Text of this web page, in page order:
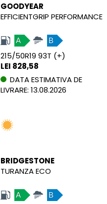
GOODYEAR
EFFICIENTGRIP PERFORMANCE
A B
215/50R19 93T (+)
LEI 828,58
DATA ESTIMATIVA DE
LIVRARE: 13.08.2026
BRIDGESTONE
TURANZA ECO
A B